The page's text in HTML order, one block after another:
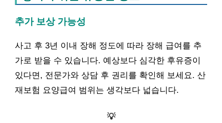
추가 보상 가능성
사고 후 3년 이내 장해 정도에 따라 장해 급여를 추
가로 받을 수 있습니다. 예상보다 심각한 후유증이
있다면, 전문가와 상담 후 권리를 확인해 보세요. 산
재보험 요양급여 범위는 생각보다 넓습니다.
💡